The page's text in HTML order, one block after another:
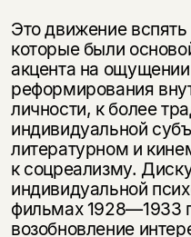
Это движение
которые были
акцента на
реформи­рования
личности, к более
индивидуальной
литературном и
к соцреализму.
индивидуальной
фильмах 1928—1933
возобновление